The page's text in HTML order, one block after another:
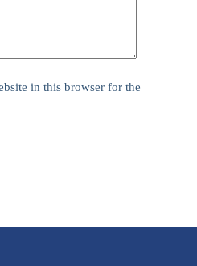
in this browser for the